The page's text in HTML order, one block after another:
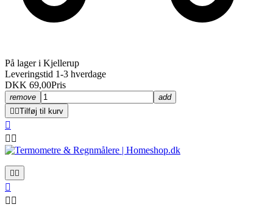
På lager i Kjellerup
Leveringstid 1-3 hverdage
DKK 69,00Pris
remove
add
 Tilføj til kurv

 
 

 